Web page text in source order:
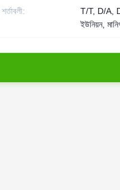
শর্তাবলী:
T/T, D/A,
ইউনিয়ন,